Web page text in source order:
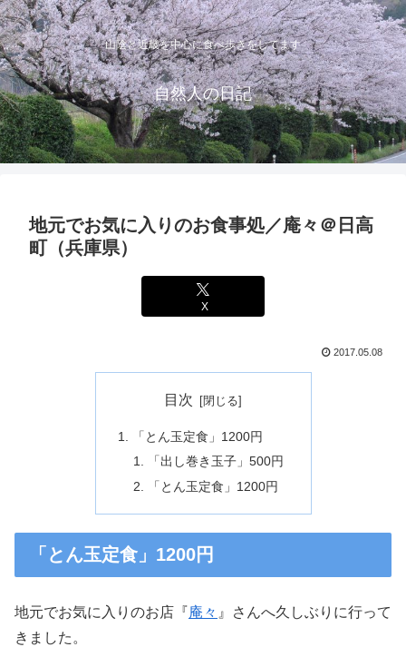
山陰と近畿を中心に食べ歩きをしてます
自然人の日記
地元でお気に入りのお食事処／庵々＠日高
町（兵庫県）
X
2017.05.08
目次
「とん玉定食」1200円
「出し巻き玉子」500円
「とん玉定食」1200円
「とん玉定食」1200円
地元でお気に入りのお店『庵々 』さんへ久しぶりに行って
きました。